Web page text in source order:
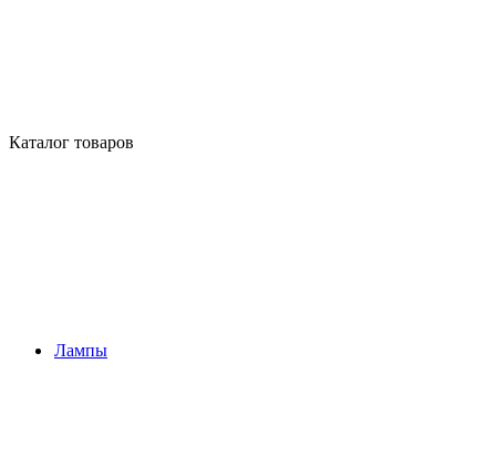
Каталог товаров
Лампы